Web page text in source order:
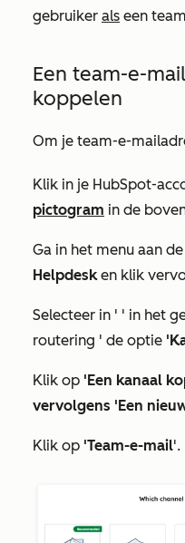
gebruiker als een
Een team-e-
koppelen
Om je team-e-
Klik in je HubSpot-
pictogram in de
Ga in het menu aan
Helpdesken klik
Selecteer in ' ' in het
routering ' de optie
Klik op 'Een kanaal
vervolgens 'Een
Klik op 'Team-e-mail'.